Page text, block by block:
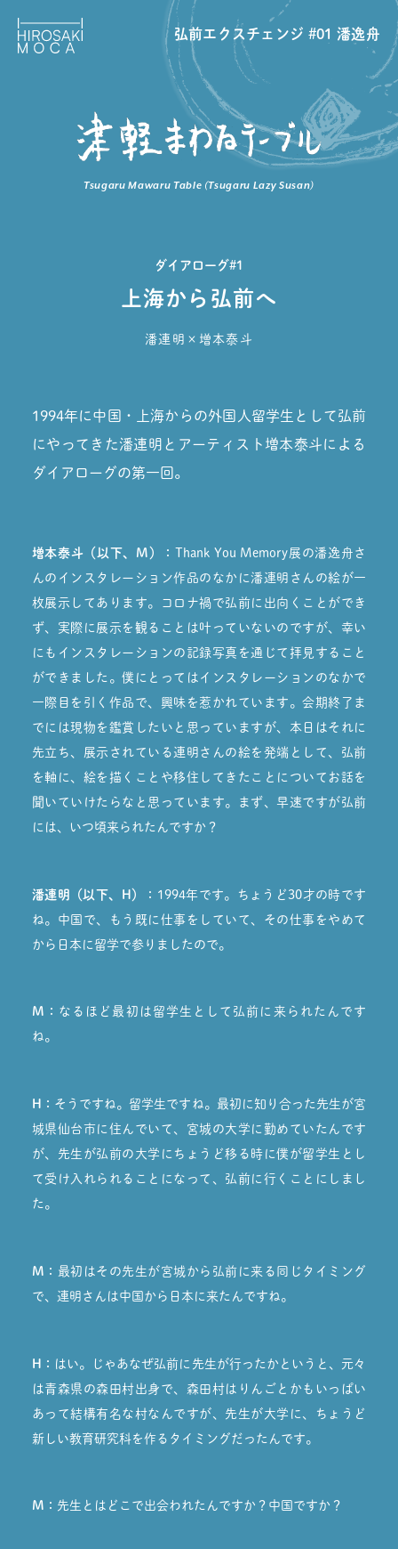
Tsugaru Mawaru Table (Tsugaru Lazy Susan)
弘前エクスチェンジ #01 潘逸舟
ダイアローグ#1
上海から弘前へ
潘連明×増本泰斗
1994年に中国・上海からの外国人留学生として弘前
にやってきた潘連明と アーティスト増本泰斗による
ダイアローグの第一回。
増本泰斗（以下、M）：
Thank You Memory展の潘逸舟さ
んのインスタレーション作品のなかに潘連明さんの絵が一
枚展示してあります。コロナ禍で弘前に出向くことができ
ず、実際に展示を観ることは叶っていないのですが、幸い
にもインスタレーションの記録写真を通じて拝見すること
ができました。僕にとってはインスタレーションのなかで
一際目を引く作品で、興味を惹かれています。会期終了ま
でには現物を鑑賞したいと思っていますが、本日はそれに
先立ち、展示されている連明さんの絵を発端として、弘前
を軸に、絵を描くことや移住してきたことについてお話を
聞いていけたらなと思っています。まず、早速ですが弘前
には、いつ頃来られたんですか？
潘連明（以下、H）： 1994年です。ちょうど30才の時です
ね。中国で、もう既に仕事をしていて、その仕事をやめて
から日本に留学で参りましたので。
M： なるほど最初は留学生として弘前に来られたんです
ね。
H： そうですね。留学生ですね。最初に知り合った先生が宮
城県仙台市に住んでいて、宮城の大学に勤めていたんです
が、先生が弘前の大学にちょうど移る時に僕が留学生とし
て受け入れられることになって、弘前に行くことにしまし
た。
M： 最初はその先生が宮城から弘前に来る同じタイミング
で、連明さんは中国から日本に来たんですね。
H： はい。じゃあなぜ弘前に先生が行ったかというと、元々
は青森県の森田村出身で、森田村はりんごとかもいっぱい
あって結構有名な村なんですが、先生が大学に、ちょうど
新しい教育研究科を作るタイミングだったんです。
M： 先生とはどこで出会われたんですか？中国ですか？